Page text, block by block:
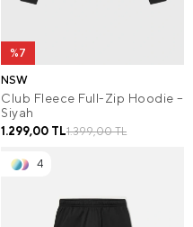
%7
NSW
Club Fleece Full-Zip Hoodie –
Siyah
1.399,00 TL
1.299,00 TL
4